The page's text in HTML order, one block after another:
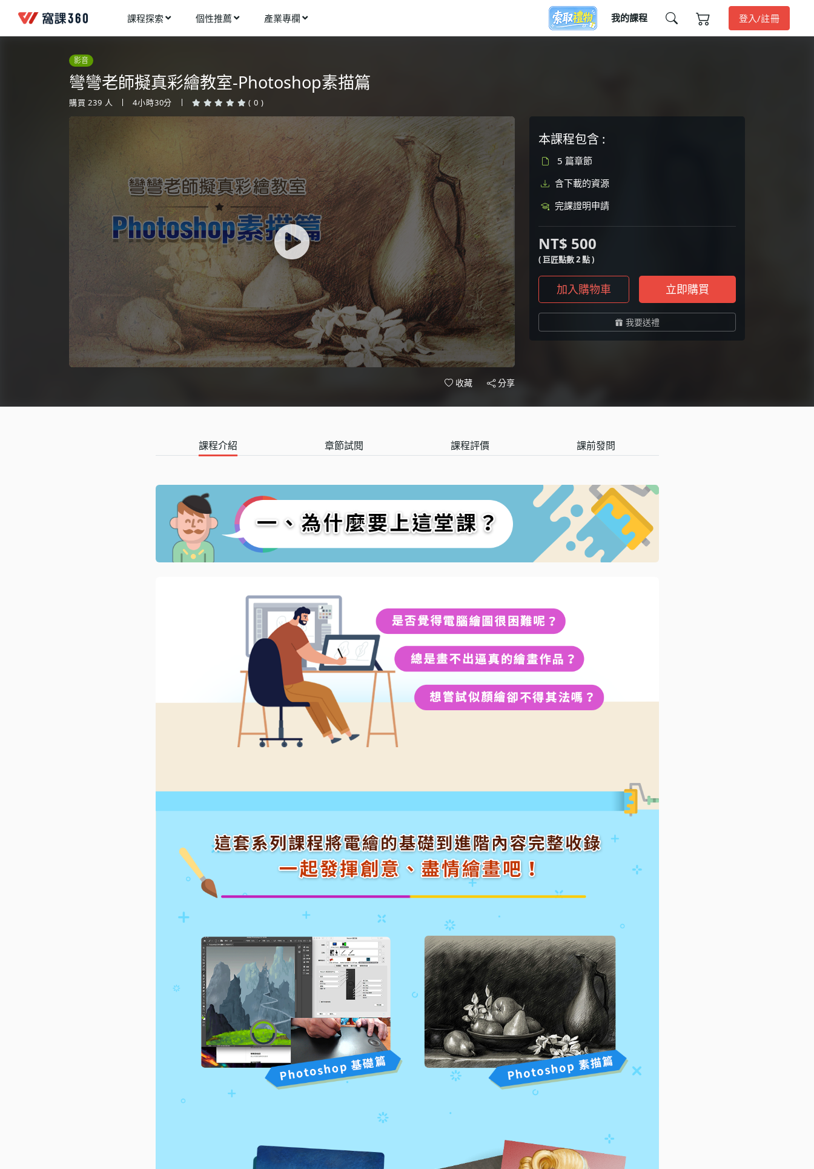
課程探索
多媒體動畫
視覺設計
電繪與手繪
網頁設計
網路行銷
網路管理
語言學習
辦公室應用
所有課程
個性推薦
架構師
創造者
溝通者
執行者
生活家
產業專欄
影像動畫
資訊科技
設計應用
健康生活
理財投資
所有專欄
我的課程 登入/註冊
今天想要學什麼?
窩課推薦給您
影音
彎彎老師擬真彩繪教室-Photoshop素描篇
購買 239 人 4小時30分 ( 0 )
收藏 分享
本課程包含 :
5 篇章節
含下載的資源
完課證明申請
NT$ 500
( 巨匠點數 2 點 )
加入購物車 立即購買
我要送禮
課程介紹 章節試閱 課程評價 課前發問